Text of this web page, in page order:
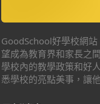
GoodSchool好學校網
望成為教育界和家長之
學校內的教學政策和好
悉學校的亮點美事，讓